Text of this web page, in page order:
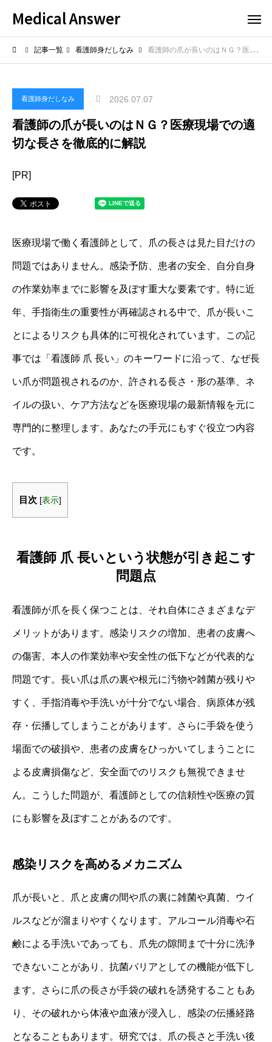
Medical Answer
記事一覧 看護師身だしなみ 看護師の爪が長いのはＮＧ？医療現場での適切な長さを徹底的に解説
看護師身だしなみ 2026.07.07
看護師の爪が長いのはＮＧ？医療現場での適
切な長さを徹底的に解説
[PR]
医療現場で働く看護師として、爪の長さは見た目だけの
問題ではありません。感染予防、患者の安全、自分自身
の作業効率までに影響を及ぼす重大な要素です。特に近
年、手指衛生の重要性が再確認される中で、爪が長いこ
とによるリスクも具体的に可視化されています。この記
事では「看護師 爪 長い」のキーワードに沿って、なぜ長
い爪が問題視されるのか、許される長さ・形の基準、ネ
イルの扱い、ケア方法などを医療現場の最新情報を元に
専門的に整理します。あなたの手元にもすぐ役立つ内容
です。
目次 [表示]
看護師 爪 長いという状態が引き起こす
問題点
看護師が爪を長く保つことは、それ自体にさまざまなデ
メリットがあります。感染リスクの増加、患者の皮膚へ
の傷害、本人の作業効率や安全性の低下などが代表的な
問題です。長い爪は爪の裏や根元に汚物や雑菌が残りや
すく、手指消毒や手洗いが十分でない場合、病原体が残
存・伝播してしまうことがあります。さらに手袋を使う
場面での破損や、患者の皮膚をひっかいてしまうことに
よる皮膚損傷など、安全面でのリスクも無視できませ
ん。こうした問題が、看護師としての信頼性や医療の質
にも影響を及ぼすことがあるのです。
感染リスクを高めるメカニズム
爪が長いと、爪と皮膚の間や爪の裏に雑菌や真菌、ウイ
ルスなどが溜まりやすくなります。アルコール消毒や石
鹸による手洗いであっても、爪先の隙間まで十分に洗浄
できないことがあり、抗菌バリアとしての機能が低下し
ます。さらに爪の長さが手袋の破れを誘発することもあ
り、その破れから体液や血液が浸入し、感染の伝播経路
となることもあります。研究では、爪の長さと手洗い後